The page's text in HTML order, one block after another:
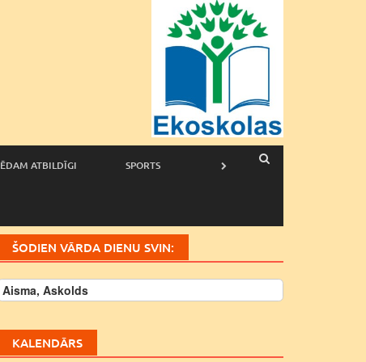
ĒDAM ATBILDĪGI SPORTS
ŠODIEN VĀRDA DIENU SVIN:
Aisma, Askolds
KALENDĀRS